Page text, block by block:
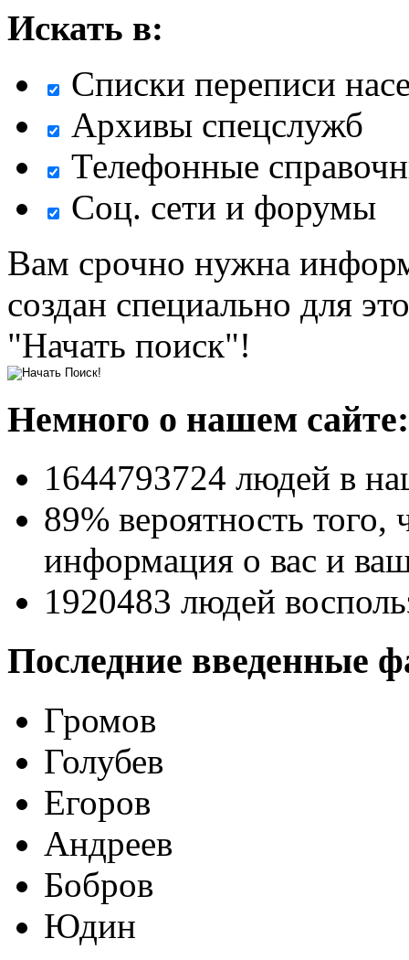
Искать в:
Списки переписи
Архивы спецслужб
Телефонные
Соц. сети и форумы
Вам срочно нужна
создан специально для
"Начать поиск"!
Немного о нашем сайте:
1644793724 людей в
89% вероятность того,
информация о вас и
1920483 людей
Последние введенные
Громов
Голубев
Егоров
Андреев
Бобров
Юдин